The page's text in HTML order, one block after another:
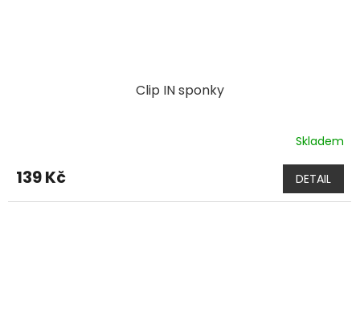
Clip IN sponky
Skladem
139 Kč DETAIL